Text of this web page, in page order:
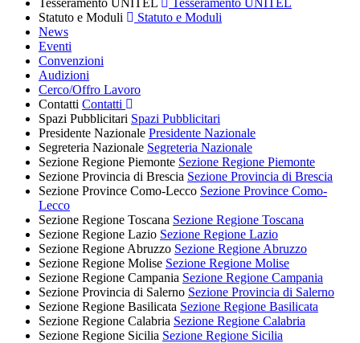
Statuto e Moduli
Statuto e Moduli
News
Eventi
Convenzioni
Audizioni
Cerco/Offro Lavoro
Contatti Contatti
Spazi Pubblicitari Spazi Pubblicitari
Presidente Nazionale Presidente Nazionale
Segreteria Nazionale Segreteria Nazionale
Sezione Regione Piemonte Sezione Regione Piemonte
Sezione Provincia di Brescia Sezione Provincia di Brescia
Sezione Province Como-Lecco Sezione Province Como-
Lecco
Sezione Regione Toscana Sezione Regione Toscana
Sezione Regione Lazio Sezione Regione Lazio
Sezione Regione Abruzzo Sezione Regione Abruzzo
Sezione Regione Molise Sezione Regione Molise
Sezione Regione Campania Sezione Regione Campania
Sezione Provincia di Salerno Sezione Provincia di Salerno
Sezione Regione Basilicata Sezione Regione Basilicata
Sezione Regione Calabria Sezione Regione Calabria
Sezione Regione Sicilia Sezione Regione Sicilia